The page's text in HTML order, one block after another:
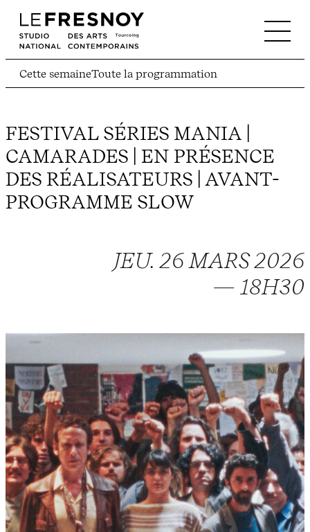
Cette semaineToute la programmation
FESTIVAL SÉRIES MANIA |
CAMARADES | EN PRÉSENCE
DES RÉALISATEURS | AVANT-
PROGRAMME SLOW
JEU. 26 MARS 2026
— 18H30